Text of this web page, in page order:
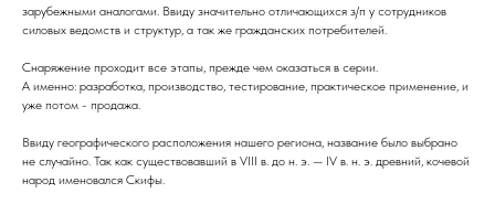
зарубежными аналогами. Ввиду значительно отличающихся з/п у сотрудников
силовых ведомств и структур, а так же гражданских потребителей.
Снаряжение проходит все этапы, прежде чем оказаться в серии.
А именно: разработка, производство, тестирование, практическое применение, и
уже потом - продажа.
Ввиду географического расположения нашего региона, название было выбрано
не случайно. Так как существовавший в VIII в. до н. э. — IV в. н. э. древний, кочевой
народ именовался Скифы.